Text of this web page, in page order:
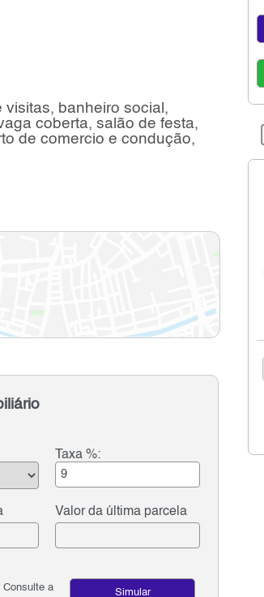
visitas, banheiro social,
coberta, salão de festa,
de comercio e condução,
Taxa %:
Valor da última parcela
Consulte a
Simular